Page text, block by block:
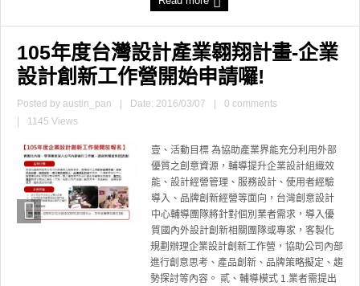
105年度台灣設計產業翱翔計畫-企業
設計創新工作營開始申請囉!
Posted by austin_pan Date: 2016/03/07
0 comments
1145 Views
壹、活動目標 為協助產業界能充分利用外部
優質之創意資源，輔導提升企業設計組織效
能、設計經營管理、服務設計、使用者經驗
導入、品牌創新經營等面向，台灣創意設計
中心輔導團隊將針對個別業者需求，導入優
質國內外設計創新相關團隊或專家，客製化
規劃辦理企業設計創新工作營，協助公司內部
進行創意思考、產品創新、品牌策略擬定、趨
勢探討等內容。 貳、輔導模式 1.業者需提出